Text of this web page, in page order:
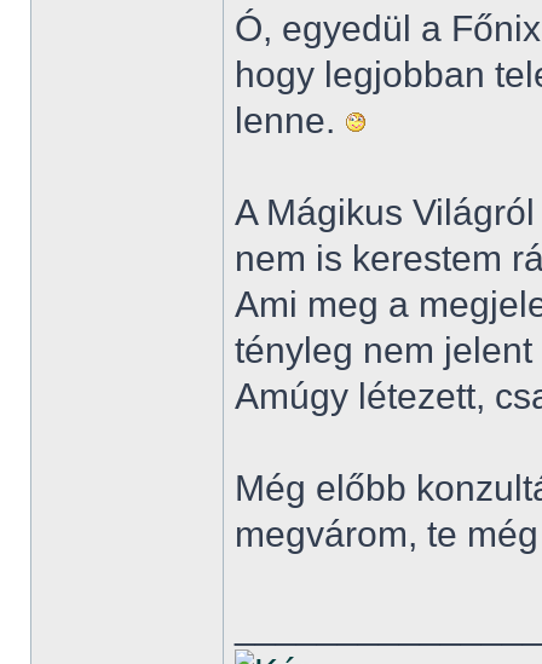
Ó, egyedül a
hogy legjobban
lenne.
A Mágikus
nem is kerestem
Ami meg a
tényleg nem
Amúgy létezett,
Még előbb
megvárom, te